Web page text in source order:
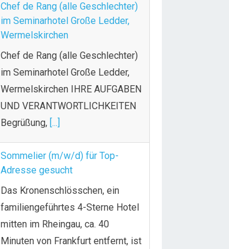
Chef de Rang (alle Geschlechter)
im Seminarhotel Große Ledder,
Wermelskirchen
Chef de Rang (alle Geschlechter)
im Seminarhotel Große Ledder,
Wermelskirchen IHRE AUFGABEN
UND VERANTWORTLICHKEITEN
Begrüßung, [...]
Sommelier (m/w/d) für Top-
Adresse gesucht
Das Kronenschlösschen, ein
familiengeführtes 4-Sterne Hotel
mitten im Rheingau, ca. 40
Minuten von Frankfurt entfernt, ist